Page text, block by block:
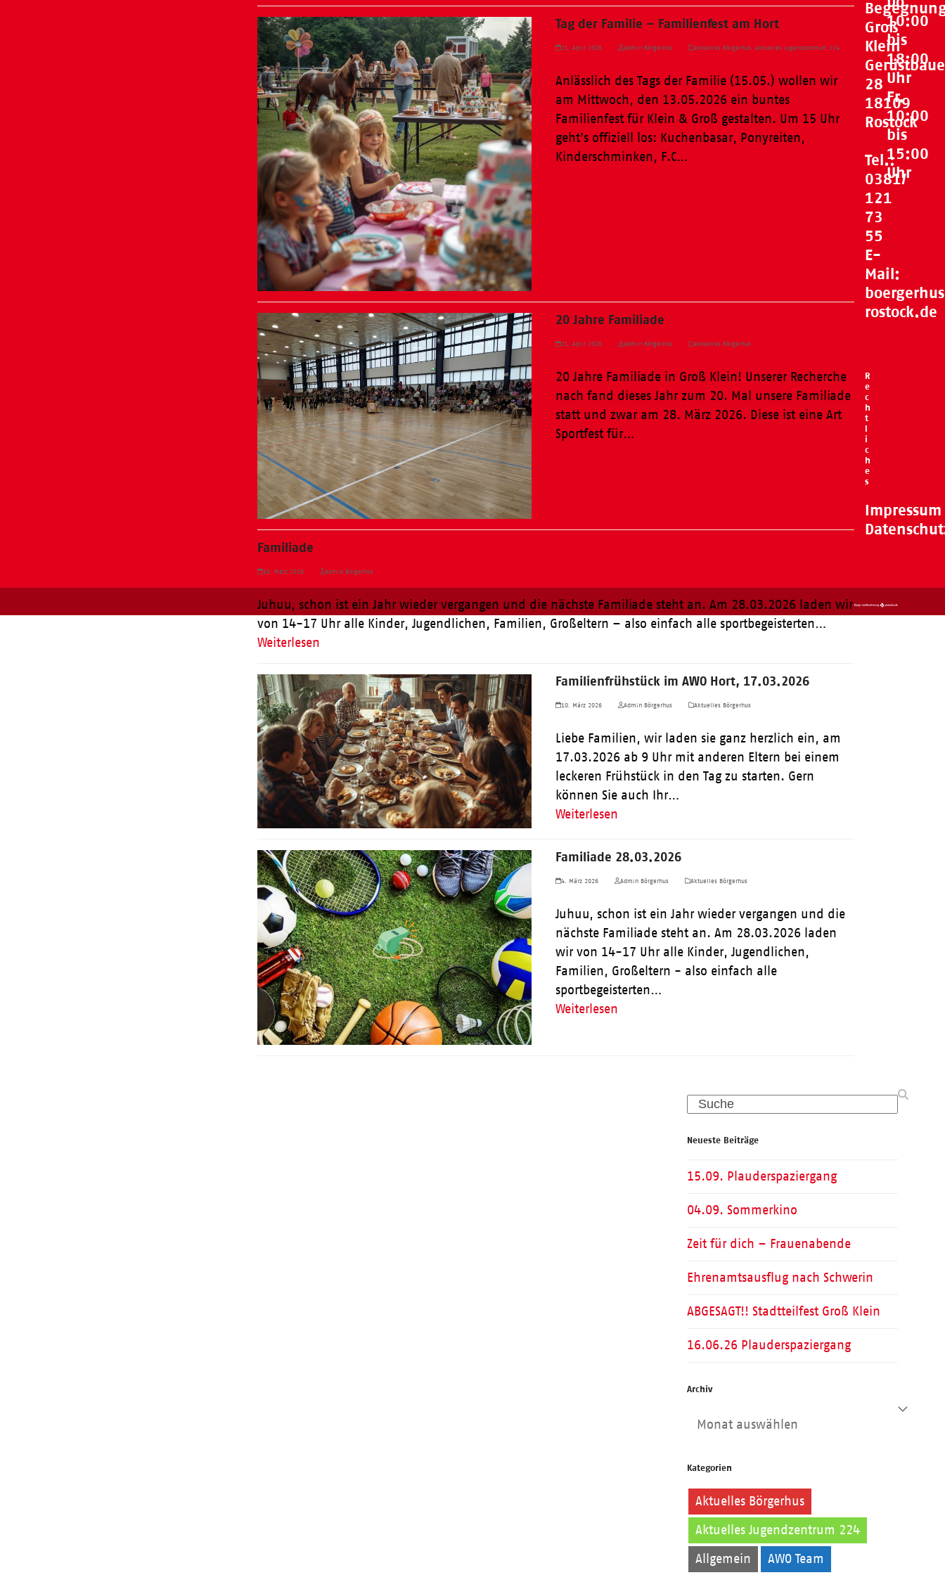
Tag der Familie – Familienfest am Hort
21. April 2026 Admin Börgerhus Aktuelles Börgerhus ,Aktuelles Jugendzentrum 224
Anlässlich des Tags der Familie (15.05.) wollen wir
am Mittwoch, den 13.05.2026 ein buntes
Familienfest für Klein & Groß gestalten. Um 15 Uhr
geht's offiziell los: Kuchenbasar, Ponyreiten,
Kinderschminken, F.C…
20 Jahre Familiade
21. April 2026 Admin Börgerhus Aktuelles Börgerhus
20 Jahre Familiade in Groß Klein! Unserer Recherche
nach fand dieses Jahr zum 20. Mal unsere Familiade
statt und zwar am 28. März 2026. Diese ist eine Art
Sportfest für…
Familiade
10. März 2026 Admin Börgerhus
Juhuu, schon ist ein Jahr wieder vergangen und die nächste Familiade steht an. Am 28.03.2026 laden wir
von 14-17 Uhr alle Kinder, Jugendlichen, Familien, Großeltern – also einfach alle sportbegeisterten…
Weiterlesen
Familienfrühstück im AWO Hort, 17.03.2026
10. März 2026 Admin Börgerhus Aktuelles Börgerhus
Liebe Familien, wir laden sie ganz herzlich ein, am
17.03.2026 ab 9 Uhr mit anderen Eltern bei einem
leckeren Frühstück in den Tag zu starten. Gern
können Sie auch Ihr…
Weiterlesen
Familiade 28.03.2026
4. März 2026 Admin Börgerhus Aktuelles Börgerhus
Juhuu, schon ist ein Jahr wieder vergangen und die
nächste Familiade steht an. Am 28.03.2026 laden
wir von 14-17 Uhr alle Kinder, Jugendlichen,
Familien, Großeltern - also einfach alle
sportbegeisterten…
Weiterlesen
Search
Neueste Beiträge
15.09. Plauderspaziergang
04.09. Sommerkino
Zeit für dich – Frauenabende
Ehrenamtsausflug nach Schwerin
ABGESAGT!! Stadtteilfest Groß Klein
16.06.26 Plauderspaziergang
Archiv
Archiv
Kategorien
Aktuelles Börgerhus
Aktuelles Jugendzentrum 224
Allgemein AWO Team
Groß
Klein
28
18109
Rostock
Tel.:
0381/
121
73
55
E-
Mail:
rostock.de
10:00
bis
18:00
Uhr
Fr.
10:00
bis
15:00
Uhr
R
e
c
h
t
l
i
c
h
e
s
Impressum